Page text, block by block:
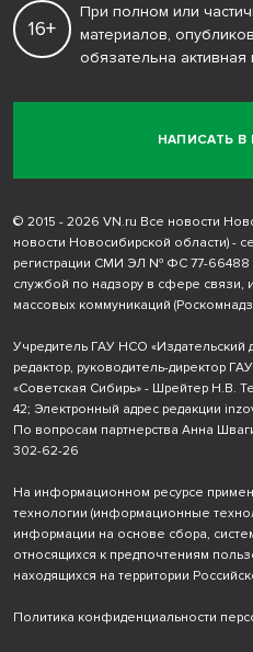
НАПИСАТЬ
16+
При полном или
материалов,
обязательна активная
© 2015 - 2026 VN.ru Все новости
новости Новосибирской области) -
регистрации СМИ ЭЛ № ФС 77-66488
службой по надзору в сфере связи,
массовых коммуникаций
Учредитель ГАУ НСО «Издательский
редактор, руководитель-директор
«Советская Сибирь» - Шрейтер Н.В.
42; Электронный адрес редакции
По вопросам партнерства Анна
302-62-26
На информационном ресурсе
технологии (информационные
информации на основе сбора,
относящихся к предпочтениям
находящихся на территории
Политика конфиденциальности